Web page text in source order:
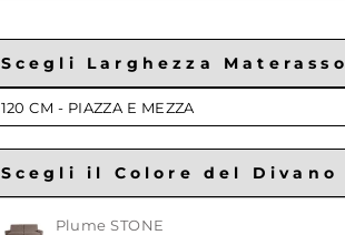
Scegli Larghezza Materasso
120 CM - PIAZZA E MEZZA
Scegli il Colore del Divano
Plume STONE